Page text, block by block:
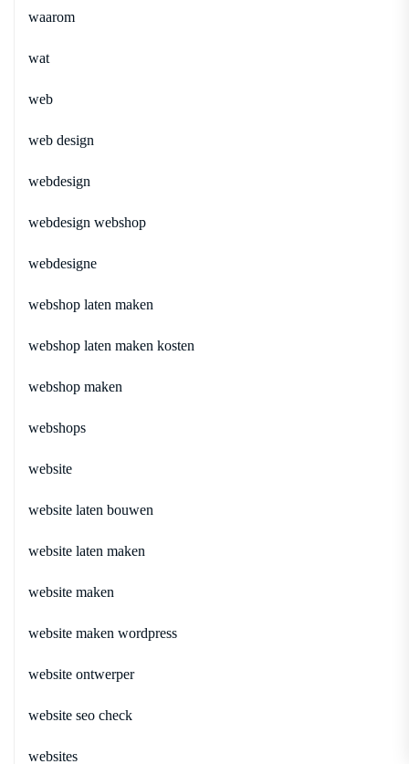
waarom
wat
web
web design
webdesign
webdesign webshop
webdesigne
webshop laten maken
webshop laten maken kosten
webshop maken
webshops
website
website laten bouwen
website laten maken
website maken
website maken wordpress
website ontwerper
website seo check
websites